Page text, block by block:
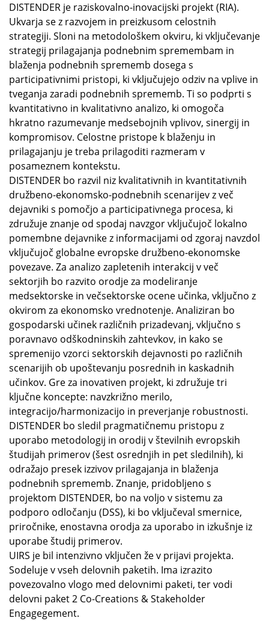
DISTENDER je raziskovalno-inovacijski projekt (RIA).
Ukvarja se z razvojem in preizkusom celostnih
strategiji. Sloni na metodološkem okviru, ki vključevanje
strategij prilagajanja podnebnim spremembam in
blaženja podnebnih sprememb dosega s
participativnimi pristopi, ki vključujejo odziv na vplive in
tveganja zaradi podnebnih sprememb. Ti so podprti s
kvantitativno in kvalitativno analizo, ki omogoča
hkratno razumevanje medsebojnih vplivov, sinergij in
kompromisov. Celostne pristope k blaženju in
prilagajanju je treba prilagoditi razmeram v
posameznem kontekstu.
DISTENDER bo razvil niz kvalitativnih in kvantitativnih
družbeno-ekonomsko-podnebnih scenarijev z več
dejavniki s pomočjo a participativnega procesa, ki
združuje znanje od spodaj navzgor vključujoč lokalno
pomembne dejavnike z informacijami od zgoraj navzdol
vključujoč globalne evropske družbeno-ekonomske
povezave. Za analizo zapletenih interakcij v več
sektorjih bo razvito orodje za modeliranje
medsektorske in večsektorske ocene učinka, vključno z
okvirom za ekonomsko vrednotenje. Analiziran bo
gospodarski učinek različnih prizadevanj, vključno s
poravnavo odškodninskih zahtevkov, in kako se
spremenijo vzorci sektorskih dejavnosti po različnih
scenarijih ob upoštevanju posrednih in kaskadnih
učinkov. Gre za inovativen projekt, ki združuje tri
ključne koncepte: navzkrižno merilo,
integracijo/harmonizacijo in preverjanje robustnosti.
DISTENDER bo sledil pragmatičnemu pristopu z
uporabo metodologij in orodij v številnih evropskih
študijah primerov (šest osrednjih in pet sledilnih), ki
odražajo presek izzivov prilagajanja in blaženja
podnebnih sprememb. Znanje, pridobljeno s
projektom DISTENDER, bo na voljo v sistemu za
podporo odločanju (DSS), ki bo vključeval smernice,
priročnike, enostavna orodja za uporabo in izkušnje iz
uporabe študij primerov.
UIRS je bil intenzivno vključen že v prijavi projekta.
Sodeluje v vseh delovnih paketih. Ima izrazito
povezovalno vlogo med delovnimi paketi, ter vodi
delovni paket 2 Co-Creations & Stakeholder
Engagegement.